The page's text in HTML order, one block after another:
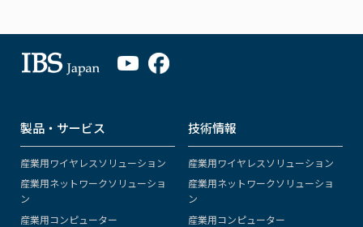
製品・サービス
産業用ワイヤレスソリューション
産業用ネットワークソリューショ
ン
産業用コンピューター
技術情報
産業用ワイヤレスソリューション
産業用ネットワークソリューショ
ン
産業用コンピューター